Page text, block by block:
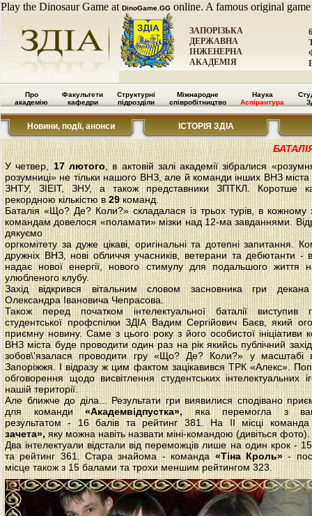
Play the Dinosaur Game at DinoGame.GG online. A famous original
ЗАПОРІЗЬКА
ДЕРЖАВНА
ІНЖЕНЕРНА
АКАДЕМІЯ
Про
академію
Факультети
кафедри
Структурні
підрозділи
Міжнародне
співробітництво
Наука
Аспірантура
Новини, події, анонси ІСТОРІЯ ЗДІА
У четвер,17 лютого , в актовій залі академії зібралися
розумниці» не тільки нашого ВНЗ, але й команди інших ВНЗ
ЗНТУ, ЗІЕІТ, ЗНУ, а також представники ЗПТКЛ. Коротше
рекордною кількістю в 29команд.
Баталія «Що? Де? Коли?» складалася із трьох турів, в кожному
командам довелося «поламати» мізки над 12-ма завданнями.
дякуємо
оргкомітету за дуже цікаві, оригінальні та дотепні запитання.
дружніх ВНЗ, нові обличчя учасників, ветерани та дебютанти -
надає нової енергії, нового стимулу для подальшого життя
улюбленого клубу.
Захід відкрився вітальним словом засновника гри
Олександра Івановича Чепрасова.
Також перед початком інтелектуальної баталії виступив
студентської профспілки ЗДІА Вадим Сергійович Баєв, який
приємну новину. Саме з цього року з його особистої ініціативи
ВНЗ міста буде проводити один раз на рік якийсь публічний
зобов\'язалася проводити гру «Що? Де? Коли?» у масштабі
Запоріжжя. І відразу ж цим фактом зацікавився ТРК «Алекс».
обговорення щодо висвітлення студентських інтелектуальних
нашій території.
Але ближче до діла... Результати гри виявилися сподівано
для команди «Академвідпустка», яка перемогла з
результатом - 16 балів та рейтинг 381. На ІІ місці
зачета», яку можна навіть назвати міні-командою (дивіться фото).
Два інтелектуали відстали від переможців лише на один крок -
та рейтинг 361. Стара знайома - команда«Тіна Кроль»-
місце також з 15 балами та трохи меншим рейтингом 323.